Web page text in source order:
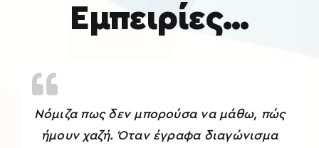
Εμπειρίες...
Νόμιζα πως δεν μπορούσα να μάθω, πώς
ήμουν χαζή. Όταν έγραφα διαγώνισμα